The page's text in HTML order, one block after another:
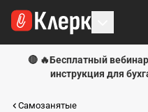
🔴 🔥Бесплатный
инструкция для
Самозанятые